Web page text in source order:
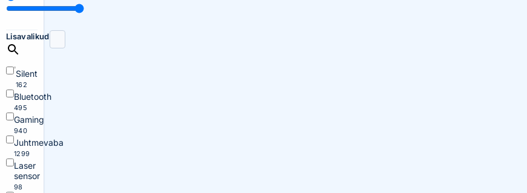
Lisavalikud
Silent
162
Bluetooth
495
Gaming
940
Juhtmevaba
1299
Laser
sensor
98